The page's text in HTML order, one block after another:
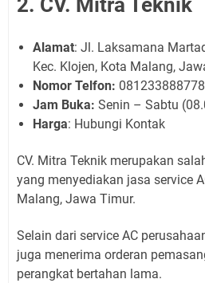
2. CV. Mitra Teknik
Alamat: Jl. Laksamana
Kec. Klojen, Kota Malang,
Nomor Telfon: 081233888778
Jam Buka: Senin – Sabtu
Harga: Hubungi Kontak
CV. Mitra Teknik merupakan
yang menyediakan jasa service
Malang, Jawa Timur.
Selain dari service AC
juga menerima orderan
perangkat bertahan lama.